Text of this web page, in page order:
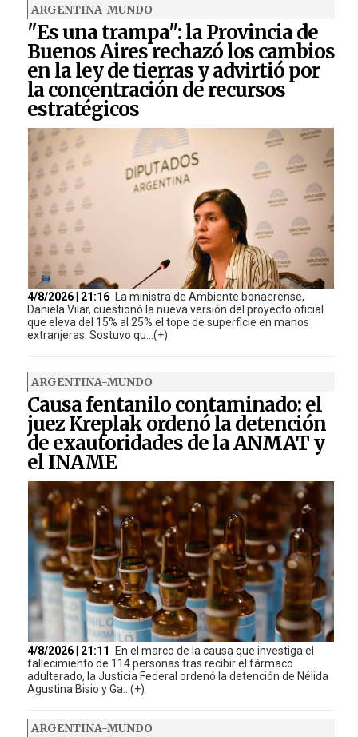
ARGENTINA-MUNDO
"Es una trampa": la Provincia de
Buenos Aires rechazó los cambios
en la ley de tierras y advirtió por
la concentración de recursos
estratégicos
4/8/2026 | 21:16 La ministra de Ambiente bonaerense,
Daniela Vilar, cuestionó la nueva versión del proyecto oficial
que eleva del 15% al 25% el tope de superficie en manos
extranjeras. Sostuvo qu...(+)
ARGENTINA-MUNDO
Causa fentanilo contaminado: el
juez Kreplak ordenó la detención
de exautoridades de la ANMAT y
el INAME
4/8/2026 | 21:11
En el marco de la causa que investiga el
fallecimiento de 114 personas tras recibir el fármaco
adulterado, la Justicia Federal ordenó la detención de Nélida
Agustina Bisio y Ga...(+)
ARGENTINA-MUNDO